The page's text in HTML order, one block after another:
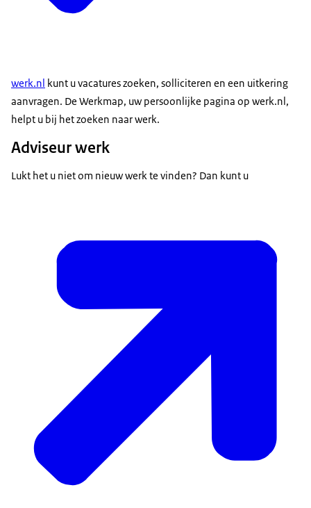
werk.nl kunt u vacatures zoeken, solliciteren en een uitkering
aanvragen. De Werkmap, uw persoonlijke pagina op werk.nl,
helpt u bij het zoeken naar werk.
Adviseur werk
Lukt het u niet om nieuw werk te vinden? Dan kunt u